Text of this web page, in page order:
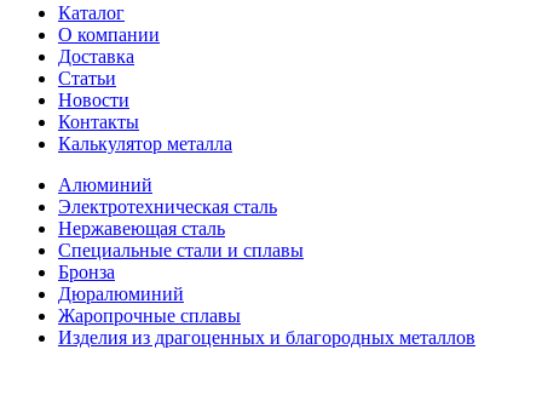
Каталог
О компании
Доставка
Статьи
Новости
Контакты
Калькулятор металла
Алюминий
Электротехническая сталь
Нержавеющая сталь
Специальные стали и сплавы
Бронза
Дюралюминий
Жаропрочные сплавы
Изделия из драгоценных и благородных металлов